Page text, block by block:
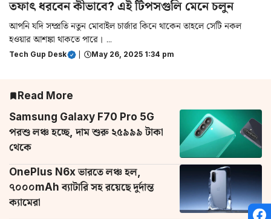
তফাৎ ধরবেন কীভাবে? এই টিপসগুলি মেনে চলুন
আপনি যদি সম্প্রতি নতুন মোবাইল চার্জার কিনে থাকেন তাহলে সেটি নকল
হওয়ার আশঙ্কা থাকতে পারে। ...
Tech Gup Desk May 26, 2025 1:34 pm
Read More
Samsung Galaxy F70 Pro 5G
পরশু লঞ্চ হচ্ছে, দাম শুরু ২৫৯৯৯ টাকা
থেকে
OnePlus N6x ভারতে লঞ্চ হল,
৭০০০mAh ব্যাটারি সহ রয়েছে দুর্দান্ত
ক্যামেরা